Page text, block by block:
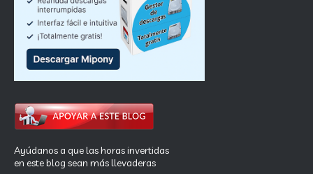
Ayúdanos a que las horas invertidas
en este blog sean más llevaderas